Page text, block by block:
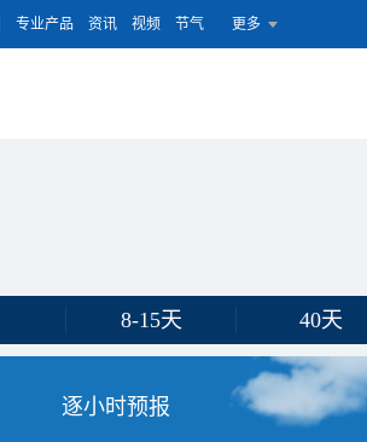
专业产品 资讯 视频 节气 更多
8-15天 40天
逐小时预报